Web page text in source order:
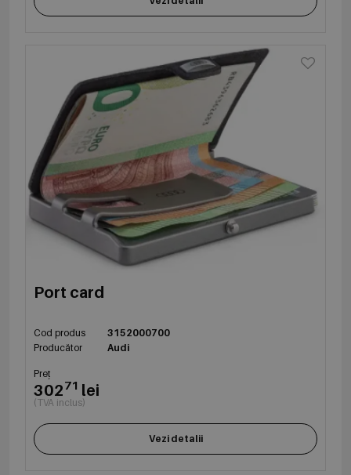
Port card
Cod produs
3152000700
Producător
Audi
Preț
30271 lei
(TVA inclus)
Vezi detalii